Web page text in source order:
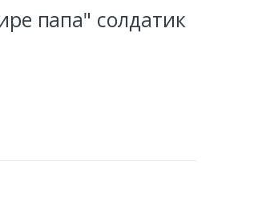
папа" солдатик